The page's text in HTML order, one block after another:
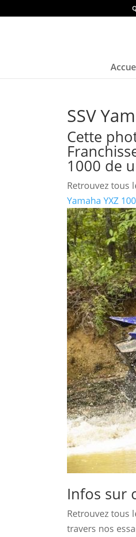
SSV
Cette
1000 de
Retrouvez tous
Yamaha YXZ
Infos sur
Retrouvez tous
travers nos